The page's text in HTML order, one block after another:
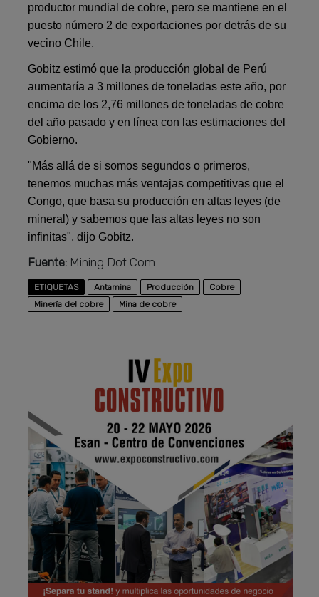
productor mundial de cobre, pero se mantiene en el
puesto número 2 de exportaciones por detrás de su
vecino Chile.
Gobitz estimó que la producción global de Perú
aumentaría a 3 millones de toneladas este año, por
encima de los 2,76 millones de toneladas de cobre
del año pasado y en línea con las estimaciones del
Gobierno.
"Más allá de si somos segundos o primeros,
tenemos muchas más ventajas competitivas que el
Congo, que basa su producción en altas leyes (de
mineral) y sabemos que las altas leyes no son
infinitas", dijo Gobitz.
Fuente: Mining Dot Com
ETIQUETAS Antamina Producción
Cobre
Minería del cobre
Mina de cobre